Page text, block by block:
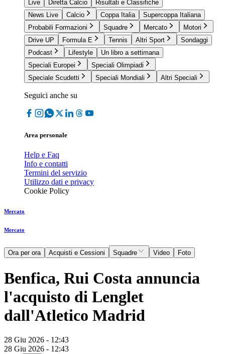
Live
Diretta Calcio
Risultati e Classifiche
News Live
Calcio Coppa Italia
Supercoppa Italiana
Probabili Formazioni
Squadre Mercato
Motori
Drive UP
Formula E Tennis Altri Sport
Sondaggi
Podcast
Lifestyle
Un libro a settimana
Speciali Europei
Speciali Olimpiadi
Speciale Scudetti
Speciali Mondiali Altri Speciali
Seguici anche su
Area personale
Help e Faq
Info e contatti
Termini del servizio
Utilizzo dati e privacy
Cookie Policy
Mercato
Mercato
Ora per ora Acquisti e Cessioni Squadre Video Foto
Benfica, Rui Costa annuncia
l'acquisto di Lenglet
dall'Atletico Madrid
28 Giu 2026 - 12:43
28 Giu 2026 - 12:43